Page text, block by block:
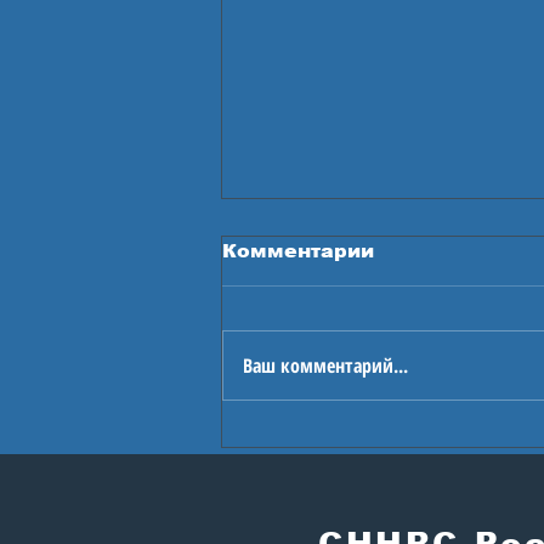
Игры будущего
Комментарии
Ваш комментарий...